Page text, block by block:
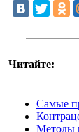
Читайте:
Самые
Методы